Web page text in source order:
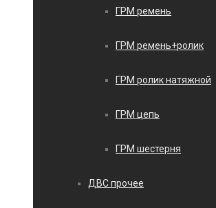
ГРМ ремень
ГРМ ремень+ролик
ГРМ ролик натяжной
ГРМ цепь
ГРМ шестерня
ДВС прочее